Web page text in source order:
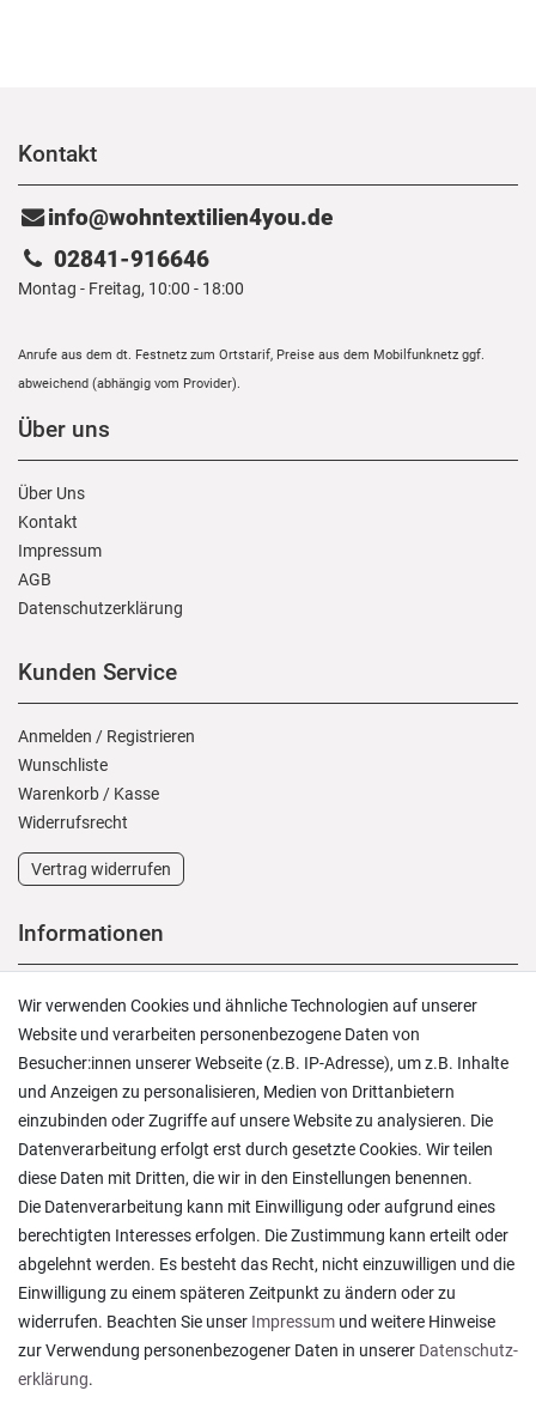
Kontakt
info@wohntextilien4you.de
02841-916646
Montag - Freitag, 10:00 - 18:00
Anrufe aus dem dt. Festnetz zum Ortstarif, Preise aus dem Mobilfunknetz ggf.
abweichend (abhängig vom Provider).
Über uns
Über Uns
Kontakt
Impressum
AGB
Daten­schutz­erklärung
Kunden Service
Anmelden / Registrieren
Wunschliste
Warenkorb / Kasse
Widerrufs­recht
Vertrag widerrufen
Informationen
Versand und Zahlung
Rücksendungen
Lieferung in die Schweiz
Pflegesymbole
Lagerverkauf
Ratgeber & News
Ein einfach toller Service - prompte Lieferung und
sogar mit Pflegehinweis!
Datum der Veröffentlichung: 05.08.2026
Datum der Kauferfahrung: 29.07.2026
Wir verwenden Cookies und ähnliche Technologien auf unserer
Website und verarbeiten personenbezogene Daten von
Besucher:innen unserer Webseite (z.B. IP-Adresse), um z.B. Inhalte
und Anzeigen zu personalisieren, Medien von Drittanbietern
einzubinden oder Zugriffe auf unsere Website zu analysieren. Die
Datenverarbeitung erfolgt erst durch gesetzte Cookies. Wir teilen
diese Daten mit Dritten, die wir in den Einstellungen benennen.
Die Datenverarbeitung kann mit Einwilligung oder aufgrund eines
berechtigten Interesses erfolgen. Die Zustimmung kann erteilt oder
abgelehnt werden. Es besteht das Recht, nicht einzuwilligen und die
Einwilligung zu einem späteren Zeitpunkt zu ändern oder zu
widerrufen. Beachten Sie unser Impressum und weitere Hinweise
zur Verwendung personenbezogener Daten in unserer Daten­schutz­
erklärung.